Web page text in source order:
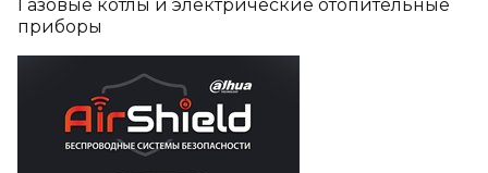
Газовые котлы и электрические отопительные
приборы